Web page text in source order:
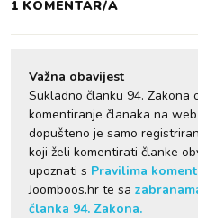
1 KOMENTAR/A
Važna obavijest
Sukladno članku 94. Zakona
komentiranje članaka na
dopušteno je samo
koji želi komentirati članke
upoznati s Pravilima
Joomboos.hr te sa
članka 94. Zakona.